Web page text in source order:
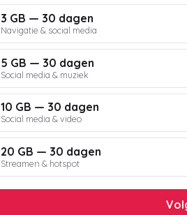
3 GB — 30 dagen
Navigatie & social media
5 GB — 30 dagen
Social media & muziek
10 GB — 30 dagen
Social media & video
20 GB — 30 dagen
Streamen & hotspot